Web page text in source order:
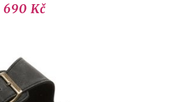
690 Kč